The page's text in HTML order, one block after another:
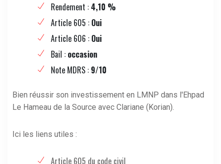
Rendement : 4,10 %
Article 605 : Oui
Article 606 : Oui
Bail : occasion
Note MDRS : 9/10
Bien réussir son investissement en LMNP dans l'Ehpad
Le Hameau de la Source avec Clariane (Korian).
Ici les liens utiles :
Article 605 du code civil